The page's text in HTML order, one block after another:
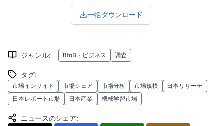
一括ダウンロード
ジャンル: BtoB・ビジネス 調査
タグ:
市場インサイト 市場シェア 市場分析 市場規模
日本リサーチ
日本レポート市場
日本産業 機械学習市場
ニュースのシェア: